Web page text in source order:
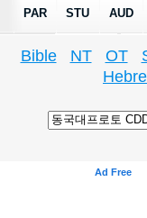
Bible NT OT